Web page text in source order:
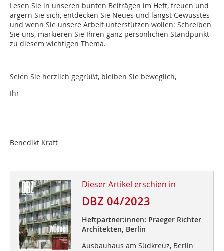
Lesen Sie in unseren bunten Beiträgen im Heft, freuen und
ärgern Sie sich, entdecken Sie Neues und längst Gewusstes
und wenn Sie unsere Arbeit unterstützen wollen: Schreiben
Sie uns, markieren Sie Ihren ganz persönlichen Standpunkt
zu diesem wichtigen Thema.
Seien Sie herzlich gegrüßt, bleiben Sie beweglich,
Ihr
Benedikt Kraft
Dieser Artikel erschien in
DBZ 04/2023
Heftpartner:innen: Praeger Richter
Architekten, Berlin
Ausbauhaus am Südkreuz, Berlin